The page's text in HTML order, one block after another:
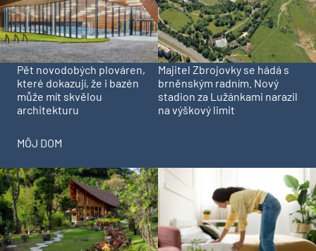
Pět novodobých plováren,
které dokazují, že i bazén
může mít skvělou
architekturu
Majitel Zbrojovky se hádá s
brněnským radním. Nový
stadion za Lužánkami narazil
na výškový limit
MÔJ DOM